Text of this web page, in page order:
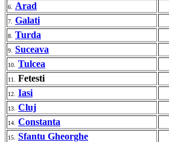
6. Arad
7. Galati
8. Turda
9. Suceava
10. Tulcea
11. Fetesti
12. Iasi
13. Cluj
14. Constanta
15. Sfantu Gheorghe